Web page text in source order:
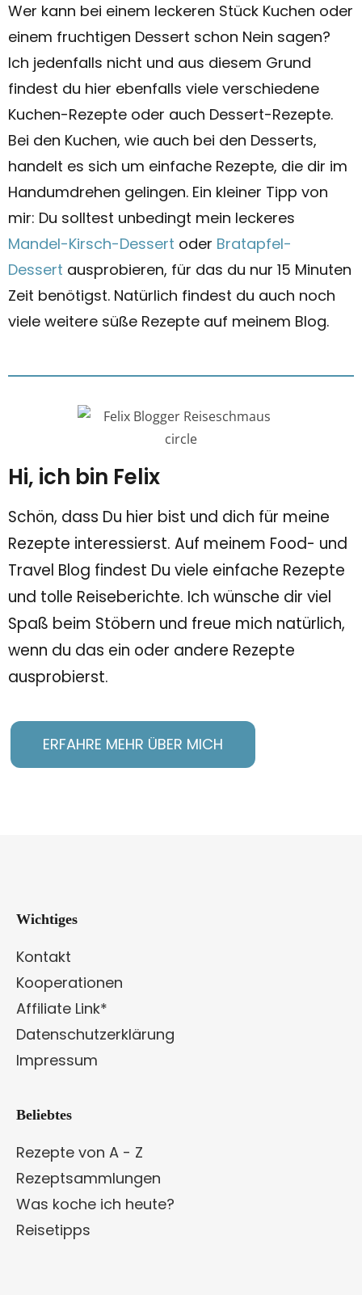
Wer kann bei einem leckeren Stück Kuchen oder
einem fruchtigen Dessert schon Nein sagen?
Ich jedenfalls nicht und aus diesem Grund
findest du hier ebenfalls viele verschiedene
Kuchen-Rezepte oder auch Dessert-Rezepte.
Bei den Kuchen, wie auch bei den Desserts,
handelt es sich um einfache Rezepte, die dir im
Handumdrehen gelingen. Ein kleiner Tipp von
mir: Du solltest unbedingt mein leckeres
Mandel-Kirsch-Dessert oder Bratapfel-
Dessert ausprobieren, für das du nur 15 Minuten
Zeit benötigst. Natürlich findest du auch noch
viele weitere süße Rezepte auf meinem Blog.
Hi, ich bin Felix
Schön, dass Du hier bist und dich für meine
Rezepte interessierst. Auf meinem Food- und
Travel Blog findest Du viele einfache Rezepte
und tolle Reiseberichte. Ich wünsche dir viel
Spaß beim Stöbern und freue mich natürlich,
wenn du das ein oder andere Rezepte
ausprobierst.
ERFAHRE MEHR ÜBER MICH
Wichtiges
Kontakt
Kooperationen
Affiliate Link*
Datenschutzerklärung
Impressum
Beliebtes
Rezepte von A - Z
Rezeptsammlungen
Was koche ich heute?
Reisetipps